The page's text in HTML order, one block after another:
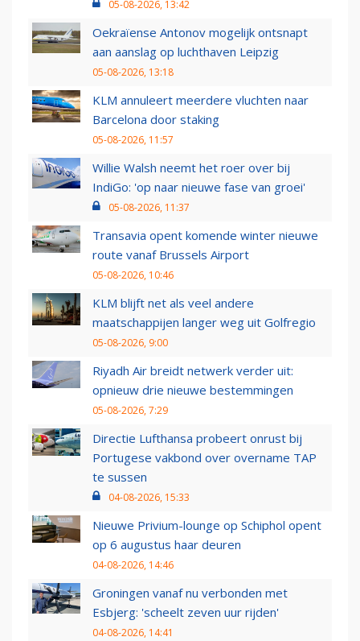
05-08-2026, 13:42
Oekraïense Antonov mogelijk ontsnapt
aan aanslag op luchthaven Leipzig
05-08-2026, 13:18
KLM annuleert meerdere vluchten naar
Barcelona door staking
05-08-2026, 11:57
Willie Walsh neemt het roer over bij
IndiGo: 'op naar nieuwe fase van groei'
05-08-2026, 11:37
Transavia opent komende winter nieuwe
route vanaf Brussels Airport
05-08-2026, 10:46
KLM blijft net als veel andere
maatschappijen langer weg uit Golfregio
05-08-2026, 9:00
Riyadh Air breidt netwerk verder uit:
opnieuw drie nieuwe bestemmingen
05-08-2026, 7:29
Directie Lufthansa probeert onrust bij
Portugese vakbond over overname TAP
te sussen
04-08-2026, 15:33
Nieuwe Privium-lounge op Schiphol opent
op 6 augustus haar deuren
04-08-2026, 14:46
Groningen vanaf nu verbonden met
Esbjerg: 'scheelt zeven uur rijden'
04-08-2026, 14:41